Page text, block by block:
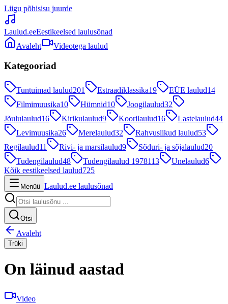
Liigu põhisisu juurde
Laulud.eeEestikeelsed laulusõnad
Avaleht
Videotega laulud
Kategooriad
Tuntuimad laulud201 Estraadiklassika19 EÜE laulud14
Filmimuusika10 Hümnid10 Joogilaulud32
Jõululaulud16 Kirikulaulud9 Koorilaulud16 Lastelaulud44
Levimuusika26 Merelaulud32 Rahvuslikud laulud53
Regilaulud11 Rivi- ja marsilaulud9 Sõduri- ja sõjalaulud20
Tudengilaulud48 Tudengilaulud 1978113 Unelaulud6
Kõik eestikeelsed laulud725
Menüü Laulud.ee laulusõnad
Otsi
Avaleht
Trüki
On läinud aastad
Video